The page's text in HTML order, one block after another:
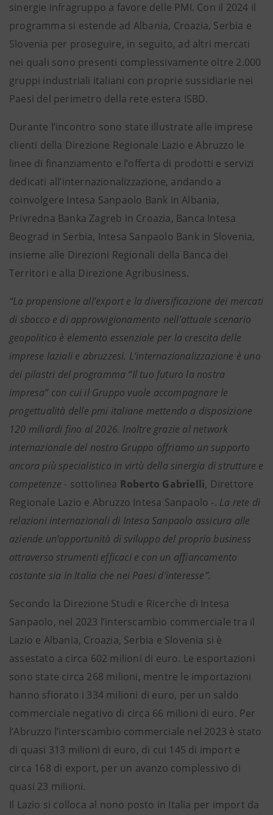
sinergie infragruppo a favore delle PMI. Con il 2024 il
programma si estende ad Albania, Croazia, Serbia e
Slovenia per proseguire, in seguito, ad altri mercati
nei quali sono presenti complessivamente oltre 2.000
gruppi industriali italiani con proprie sussidiarie nei
Paesi del perimetro della rete estera ISBD.
Durante l’incontro sono state illustrate alle imprese
clienti della Direzione Regionale Lazio e Abruzzo le
linee di finanziamento e l’offerta di prodotti e servizi
dedicati all’internazionalizzazione, andando a
coinvolgere Intesa Sanpaolo Bank in Albania,
Privredna Banka Zagreb in Croazia, Banca Intesa
Beograd in Serbia, Intesa Sanpaolo Bank in Slovenia,
insieme alle Direzioni Regionali della Banca dei
Territori e alla Direzione Agribusiness.
“La propensione all’export e la diversificazione dei mercati
di sbocco e di approvvigionamento nell’attuale scenario
geopolitico è elemento essenziale per la crescita delle
imprese laziali e abruzzesi. L’internazionalizzazione è uno
dei pilastri del programma “Il tuo futuro la nostra
impresa” con cui il Gruppo vuole accompagnare le
progettualità delle pmi italiane mettendo a disposizione
120 miliardi fino al 2026. Inoltre grazie al network
internazionale del nostro Gruppo offriamo un supporto
ancora più specialistico in virtù della sinergia di strutture e
competenze - sottolinea Roberto Gabrielli, Direttore
Regionale Lazio e Abruzzo Intesa Sanpaolo -. La rete di
relazioni internazionali di Intesa Sanpaolo assicura alle
aziende un’opportunità di sviluppo del proprio business
attraverso strumenti efficaci e con un affiancamento
costante sia in Italia che nei Paesi d’interesse”.
Secondo la Direzione Studi e Ricerche di Intesa
Sanpaolo, nel 2023 l’interscambio commerciale tra il
Lazio e Albania, Croazia, Serbia e Slovenia si è
assestato a circa 602 milioni di euro. Le esportazioni
sono state circa 268 milioni, mentre le importazioni
hanno sfiorato i 334 milioni di euro, per un saldo
commerciale negativo di circa 66 milioni di euro. Per
l’Abruzzo l’interscambio commerciale nel 2023 è stato
di quasi 313 milioni di euro, di cui 145 di import e
circa 168 di export, per un avanzo complessivo di
quasi 23 milioni.
Il Lazio si colloca al nono posto in Italia per import da